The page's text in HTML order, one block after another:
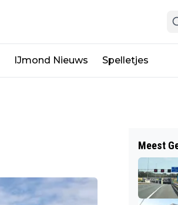
IJmond Nieuws Spelletjes
Meest